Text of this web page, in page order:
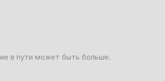
в пути может быть больше.